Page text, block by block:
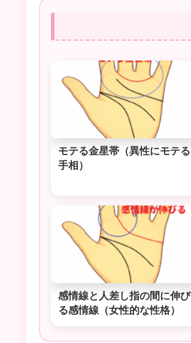
モテる金星帯（異性にモテる
手相）
感情線と人差し指の間に伸び
る感情線（女性的な性格）